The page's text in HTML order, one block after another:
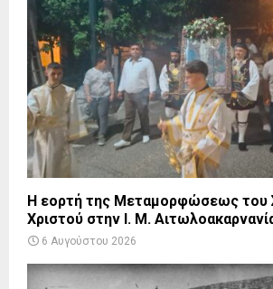
Η εορτή της Μεταμορφώσεως του
Χριστού στην Ι. Μ.
6 Αυγούστου 2026